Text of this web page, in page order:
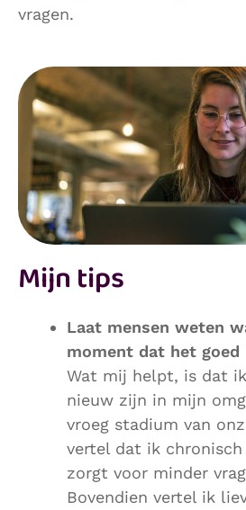
vragen.
Mijn tips
Laat mensen weten
moment dat het goed
Wat mij helpt, is dat
nieuw zijn in mijn
vroeg stadium van
vertel dat ik
zorgt voor minder
Bovendien vertel ik